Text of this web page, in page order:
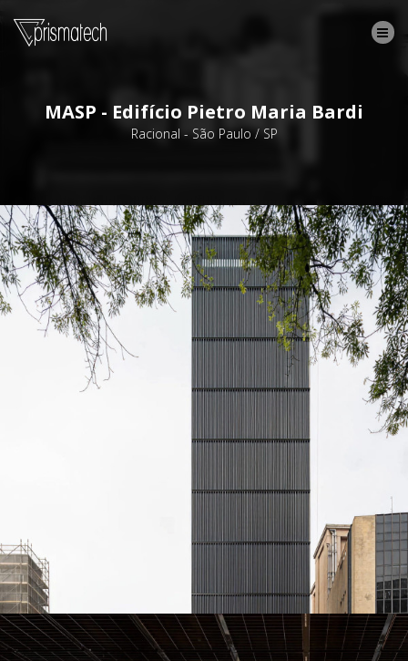
MASP - Edifício Pietro Maria Bardi
Racional - São Paulo / SP